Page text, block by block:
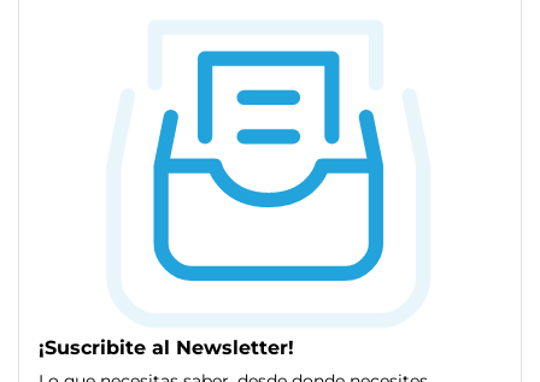
¡Suscribite al Newsletter!